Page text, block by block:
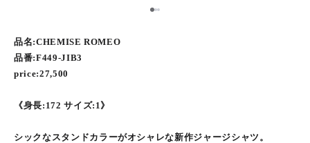
12
品名:CHEMISE ROMEO
品番:F449-JIB3
price:27,500
《身長:172 サイズ:1》
シックなスタンドカラーがオシャレな新作ジャージシャツ。